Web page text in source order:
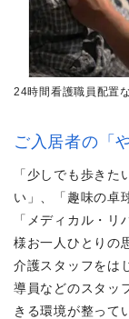
24時間看護職員配置
ご入居者の「
「少しでも歩き
い」、「趣味の卓
「メディカル・
様お一人ひとりの
介護スタッフをは
導員などのスタッ
きる環境が整って